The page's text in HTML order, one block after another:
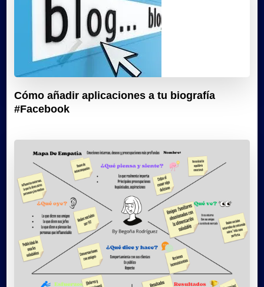
Cómo añadir aplicaciones a tu biografía
#Facebook